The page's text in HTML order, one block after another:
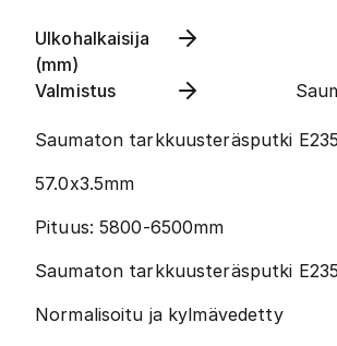
Ulkohalkaisija
(mm)
Valmistus
Saumaton tarkkuusteräsputki E235
57.0x3.5mm
Pituus: 5800-6500mm
Saumaton tarkkuusteräsputki
Normalisoitu ja kylmävedetty